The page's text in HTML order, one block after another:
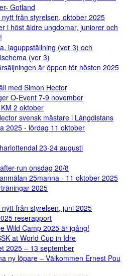
Gotland
nytt från styrelsen, oktober 2025
i höst äldre ungdomar, juniorer och
laguppställning (ver 3) och
(ver 3)
är öppen för hösten 2025
med Simon Hector
O-Event 7-9 november
2 oktober
svensk mästare i Långdistans
2025 - lördag 11 oktober
23-24 augusti
run onsdag 20/8
25manna - 11 oktober 2025
2025
från styrelsen, juni 2025
reserapport
Wild Camp 2025 är igång!
at World Cup in Idre
2025 – 13 september
ny löpare – Välkommen Ernest Pou